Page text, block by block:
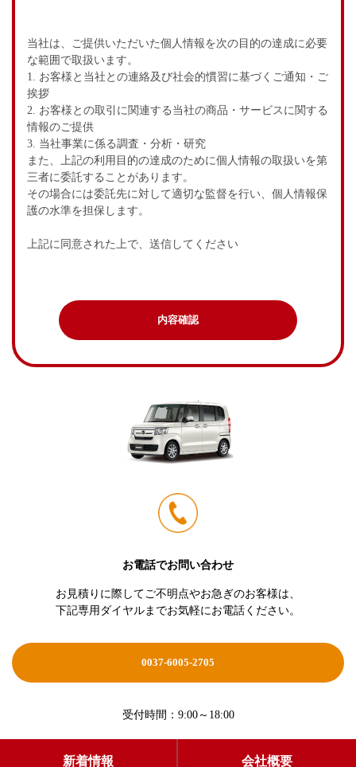
当社は、ご提供いただいた個人情報を次の目的の達成に必要
な範囲で取扱います。
1. お客様と当社との連絡及び社会的慣習に基づくご通知・ご
挨拶
2. お客様との取引に関連する当社の商品・サービスに関する
情報のご提供
3. 当社事業に係る調査・分析・研究
また、上記の利用目的の達成のために個人情報の取扱いを第
三者に委託することがあります。
その場合には委託先に対して適切な監督を行い、個人情報保
護の水準を担保します。
上記に同意された上で、送信してください
内容確認
お電話でお問い合わせ
お見積りに際してご不明点やお急ぎのお客様は、
下記専用ダイヤルまでお気軽にお電話ください。
0037-6005-2705
受付時間：9:00～18:00
新着情報 会社概要